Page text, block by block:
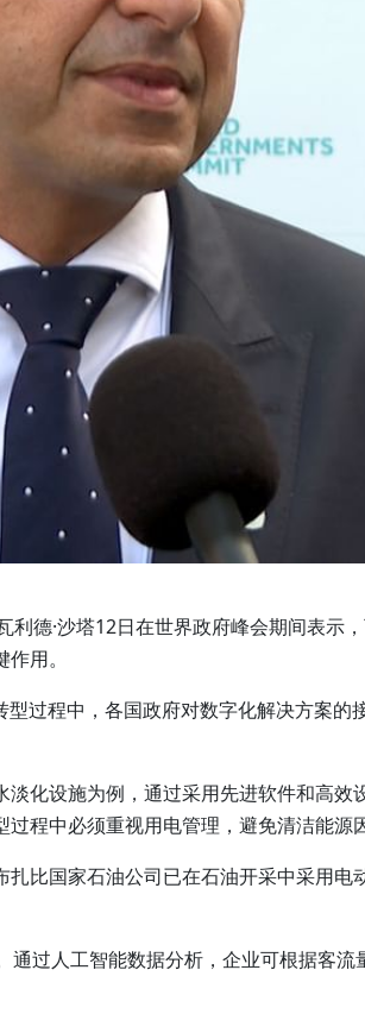
德·沙塔12日在世界政府峰会期间表示
用。
过程中，各国政府对数字化解决方案
化设施为例，通过采用先进软件和高
程中必须重视用电管理，避免清洁能源
比国家石油公司已在石油开采中采用
过人工智能数据分析，企业可根据客